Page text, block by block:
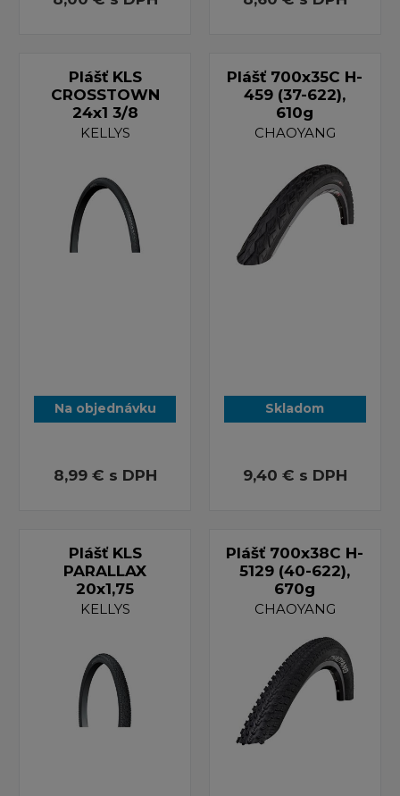
Plášť KLS
CROSSTOWN
24x1 3/8
KELLYS
Na objednávku
8,99 € s DPH
Plášť 700x35C H-
459 (37-622),
610g
CHAOYANG
Skladom
9,40 € s DPH
Plášť KLS
PARALLAX
20x1,75
KELLYS
Plášť 700x38C H-
5129 (40-622),
670g
CHAOYANG